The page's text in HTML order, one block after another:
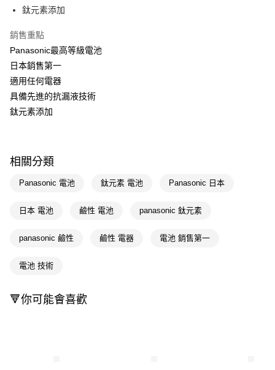
悠遊付
Google Pay
【關於「AFTEE先享後付」】
AFTEE先享後付是「在收到商品之後才付款」的支付方式。 讓您購物簡單
便利好安心！
【「AFTEE先享後付」結帳流程】
結帳頁面，進行簡訊認證並確認金額後，即可完成結帳。
３．收到繳費通知簡訊後14天內，點擊此簡訊中的連結，可透過四大超商／
購買商品的店家。未經商家同意取消之訂單仍視為有效，需透過AFTEE先享
※ 交易是否成功請以「AFTEE先享後付 」之結帳頁面顯示為準，若有關於
即享券
每筆NT$65，滿NT$390(含以上)免運費
付款後全家取貨
每筆NT$65，滿NT$490(含以上)免運費
付款後萊爾富取貨
7-11取貨付款
鈦元素添加
銷售重點
Panasonic最高等級電池
日本銷售第一
適用任何電器
具備先進的抗漏液技術
鈦元素添加
相關分類
Panasonic 電池 鈦元素 電池 Panasonic 日本
日本 電池 鹼性 電池 panasonic 鈦元素
panasonic 鹼性 鹼性 電器 電池 銷售第一
電池 技術
🔻你可能會喜歡